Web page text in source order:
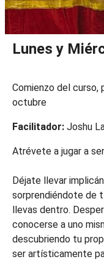
Lunes y
Comienzo del curso,
octubre
Facilitador: Joshu
Atrévete a jugar a
Déjate llevar
sorprendiéndote de
llevas dentro.
conocerse a uno
descubriendo tu
ser artísticamente